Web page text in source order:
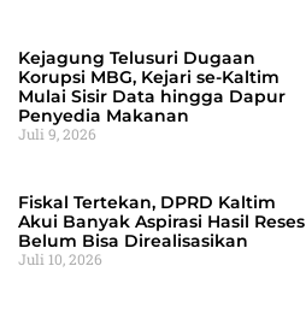
Kejagung Telusuri Dugaan
Korupsi MBG, Kejari se-Kaltim
Mulai Sisir Data hingga Dapur
Penyedia Makanan
Juli 9, 2026
Fiskal Tertekan, DPRD Kaltim
Akui Banyak Aspirasi Hasil Reses
Belum Bisa Direalisasikan
Juli 10, 2026